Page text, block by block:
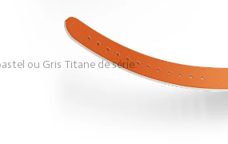
ou Gris Titane de série.